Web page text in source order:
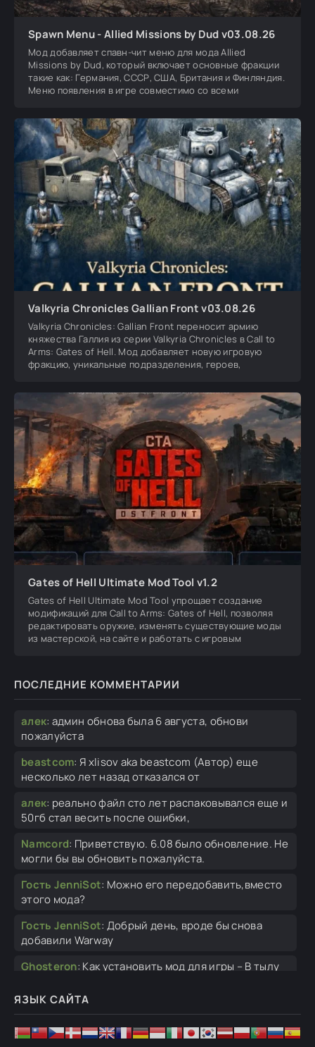
Spawn Menu - Allied Missions by Dud v03.08.26
Мод добавляет спавн-чит меню для мода Allied
Missions by Dud, который включает основные фракции
такие как: Германия, СССР, США, Британия и Финляндия.
Меню появления в игре совместимо со всеми
Valkyria Chronicles Gallian Front v03.08.26
Valkyria Chronicles: Gallian Front переносит армию
княжества Галлия из серии Valkyria Chronicles в Call to
Arms: Gates of Hell. Мод добавляет новую игровую
фракцию, уникальные подразделения, героев,
Gates of Hell Ultimate Mod Tool v1.2
Gates of Hell Ultimate Mod Tool упрощает создание
модификаций для Call to Arms: Gates of Hell, позволяя
редактировать оружие, изменять существующие моды
из мастерской, на сайте и работать с игровым
ПОСЛЕДНИЕ КОММЕНТАРИИ
алек: админ обнова была 6 августа, обнови
пожалуйста
beastcom:Я xlisov aka beastcom (Автор) еще
несколько лет назад отказался от
алек: реально файл сто лет распаковывался еще и
50гб стал весить после ошибки,
Namcord: Приветствую. 6.08 было обновление. Не
могли бы вы обновить пожалуйста.
Гость JenniSot: Можно его передобавить,вместо
этого мода?
Гость JenniSot: Добрый день, вроде бы снова
добавили Warway
Ghosteron: Как установить мод для игры – В тылу
бурмалда :а как правильно распаковать или нужно
ЯЗЫК САЙТА